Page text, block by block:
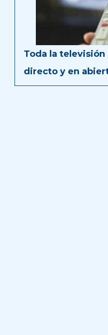
Toda la televisión
directo y en